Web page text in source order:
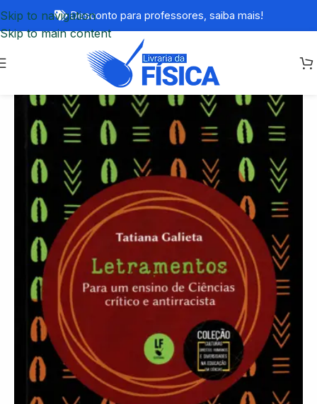
Skip to navigation
Skip to main content
Desconto para professores, saiba mais!